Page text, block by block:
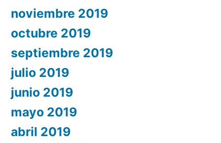
noviembre 2019
octubre 2019
septiembre 2019
julio 2019
junio 2019
mayo 2019
abril 2019